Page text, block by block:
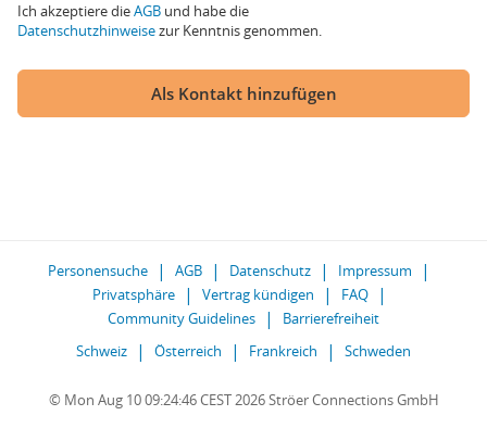
Ich akzeptiere dieAGB und habe die
Datenschutzhinweisezur Kenntnis genommen.
Als Kontakt hinzufügen
Personensuche AGB Datenschutz
Impressum
Privatsphäre
Vertrag kündigen
FAQ
Community Guidelines
Barrierefreiheit
Schweiz
Österreich Frankreich Schweden
© Mon Aug 10 09:24:46 CEST 2026 Ströer Connections GmbH